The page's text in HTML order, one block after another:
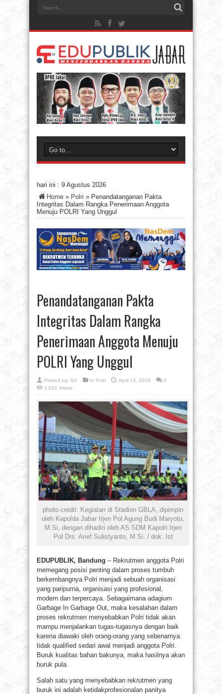
hari ini : 9 Agustus 2026
Home » Polri » Penandatanganan Pakta
Integritas Dalam Rangka Penerimaan Anggota
Menuju POLRI Yang Unggul
Penandatanganan Pakta
Integritas Dalam Rangka
Penerimaan Anggota Menuju
POLRI Yang Unggul
Posted by: SA in Polri April 13, 2018
0
1,831 Views
photo credit: Kegiatan di Stadion GBLA, dipimpin
oleh Kapolda Jabar Irjen Pol Agung Budi Maryoto,
M.Si, dengan dihadiri oleh AS SDM Kapolri Irjen
Pol Drs. Arief Sulistyanto, M.Si. / dok. Ist
EDUPUBLIK, Bandung – Rekrutmen anggota Polri
memegang posisi penting dalam proses tumbuh
berkembangnya Polri menjadi sebuah organisasi
yang paripurna, organisasi yang profesional,
modern dan terpercaya. Sebagaimana adagium
Garbage In Garbage Out, maka kesalahan dalam
proses rekrutmen menyebabkan Polri tidak akan
mampu menjalankan tugas-tugasnya dengan baik
karena diawaki oleh orang-orang yang sebenarnya
tidak qualified sedari awal menjadi anggota Polri.
Buruk kualitas bahan bakunya, maka hasilnya akan
buruk pula.
Salah satu yang menyebabkan rekrutmen yang
buruk ini adalah ketidakprofesionalan panitya